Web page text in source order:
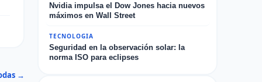
→
Nvidia impulsa el Dow Jones hacia nuevos
máximos en Wall Street
TECNOLOGIA
Seguridad en la observación solar: la
norma ISO para eclipses